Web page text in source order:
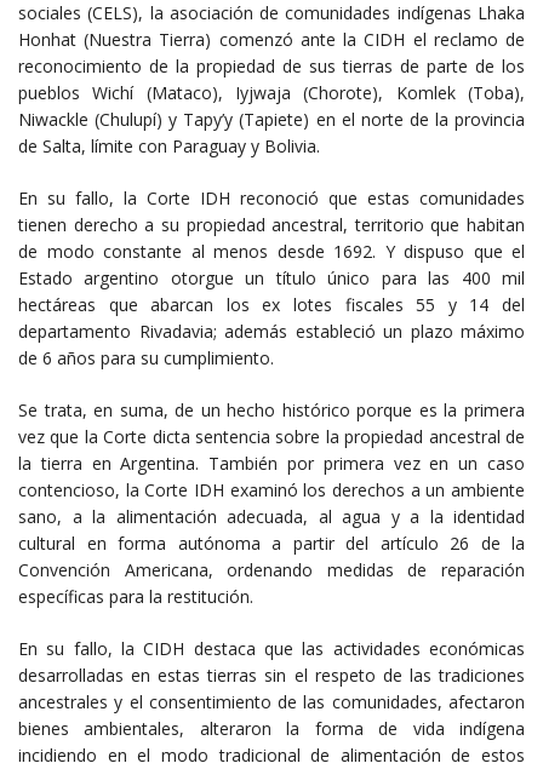
sociales (CELS), la asociación de comunidades indígenas Lhaka
Honhat (Nuestra Tierra) comenzó ante la CIDH el reclamo de
reconocimiento de la propiedad de sus tierras de parte de los
pueblos Wichí (Mataco), Iyjwaja (Chorote), Komlek (Toba),
Niwackle (Chulupí) y Tapy’y (Tapiete) en el norte de la provincia
de Salta, límite con Paraguay y Bolivia.
En su fallo, la Corte IDH reconoció que estas comunidades
tienen derecho a su propiedad ancestral, territorio que habitan
de modo constante al menos desde 1692. Y dispuso que el
Estado argentino otorgue un título único para las 400 mil
hectáreas que abarcan los ex lotes fiscales 55 y 14 del
departamento Rivadavia; además estableció un plazo máximo
de 6 años para su cumplimiento.
Se trata, en suma, de un hecho histórico porque es la primera
vez que la Corte dicta sentencia sobre la propiedad ancestral de
la tierra en Argentina. También por primera vez en un caso
contencioso, la Corte IDH examinó los derechos a un ambiente
sano, a la alimentación adecuada, al agua y a la identidad
cultural en forma autónoma a partir del artículo 26 de la
Convención Americana, ordenando medidas de reparación
específicas para la restitución.
En su fallo, la CIDH destaca que las actividades económicas
desarrolladas en estas tierras sin el respeto de las tradiciones
ancestrales y el consentimiento de las comunidades, afectaron
bienes ambientales, alteraron la forma de vida indígena
incidiendo en el modo tradicional de alimentación de estos